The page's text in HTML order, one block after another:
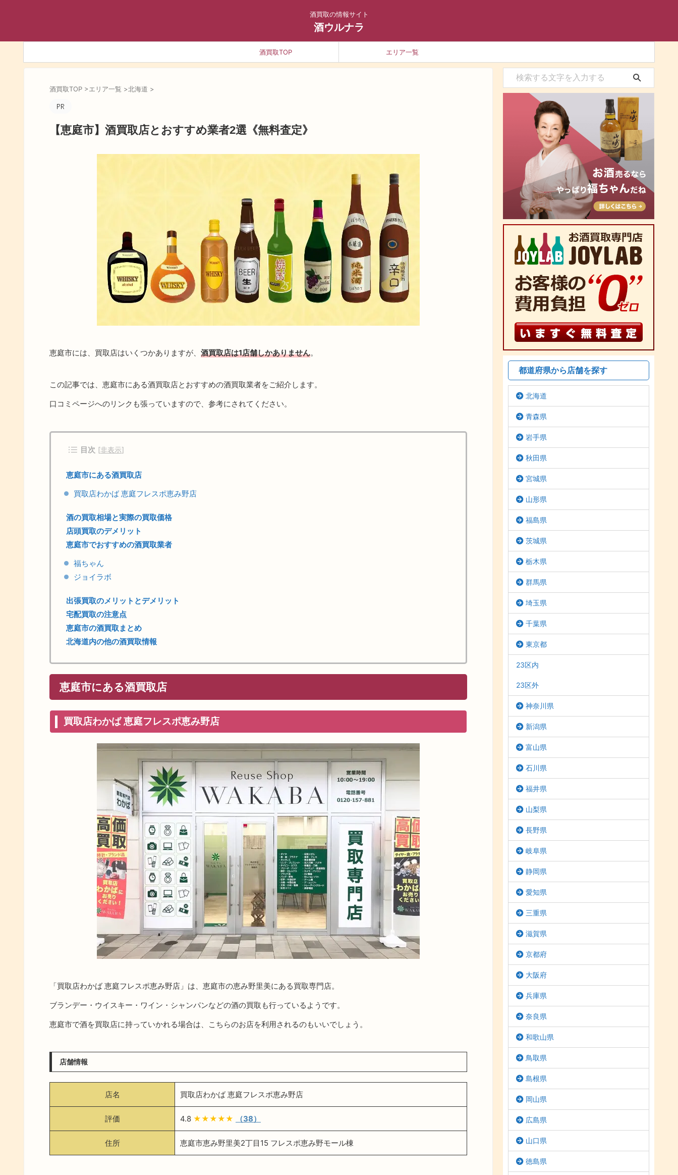
酒買取の情報サイト
酒ウルナラ
酒買取TOP エリア一覧
酒買取TOP >エリア一覧 >北海道 >
【恵庭市】酒買取店とおすすめ業者2選《無料査定》
恵庭市には、買取店はいくつかありますが、 酒買取店は1店舗しかありません。
この記事では、恵庭市にある酒買取店とおすすめの酒買取業者をご紹介します。
口コミページへのリンクも張っていますので、参考にされてください。
目次 [非表示]
恵庭市にある酒買取店
買取店わかば 恵庭フレスポ恵み野店
酒の買取相場と実際の買取価格
店頭買取のデメリット
恵庭市でおすすめの酒買取業者
福ちゃん
ジョイラボ
出張買取のメリットとデメリット
宅配買取の注意点
恵庭市の酒買取まとめ
北海道内の他の酒買取情報
恵庭市にある酒買取店
買取店わかば 恵庭フレスポ恵み野店
「買取店わかば 恵庭フレスポ恵み野店」は、恵庭市の恵み野里美にある買取専門店。
ブランデー・ウイスキー・ワイン・シャンパンなどの酒の買取も行っているようです。
恵庭市で酒を買取店に持っていかれる場合は、こちらのお店を利用されるのもいいでしょう。
店舗情報
店名 買取店わかば 恵庭フレスポ恵み野店
評価 4.8 ★★★★★ （38）
住所 恵庭市恵み野里美2丁目15 フレスポ恵み野モール棟
都道府県から店舗を探す
北海道
青森県
岩手県
秋田県
宮城県
山形県
福島県
茨城県
栃木県
群馬県
埼玉県
千葉県
東京都
23区内
23区外
神奈川県
新潟県
富山県
石川県
福井県
山梨県
長野県
岐阜県
静岡県
愛知県
三重県
滋賀県
京都府
大阪府
兵庫県
奈良県
和歌山県
鳥取県
島根県
岡山県
広島県
山口県
徳島県